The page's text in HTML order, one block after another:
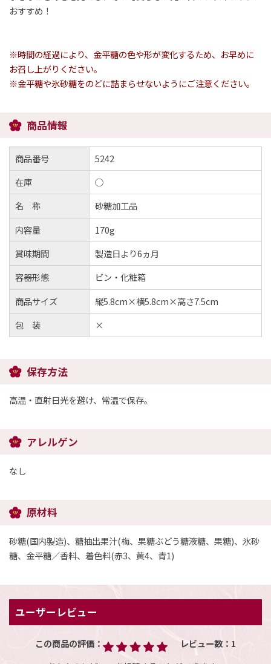
商品番号 5242
在庫
○
名 称
砂糖加工品
内容量
170g
賞味期間
製造日より6ヵ月
容器形態
ビン・化粧箱
商品サイズ
縦5.8cm×横5.8cm×高さ7.5cm
包 装
×
おすすめ！
※時間の経過により、金平糖の色や形が変化するため、お早めに
お召し上がりください。
※金平糖や氷砂糖をのどに詰まらせないようにご注意ください。
商品情報
保存方法
高温・直射日光を避け、常温で保存。
アレルゲン
なし
原材料
砂糖(国内製造)、糖抽出果汁(梅、果糖ぶどう糖液糖、果糖)、氷砂
糖、金平糖／香料、着色料(赤3、黄4、青1)
ユーザーレビュー
この商品の評価： レビュー数： 1